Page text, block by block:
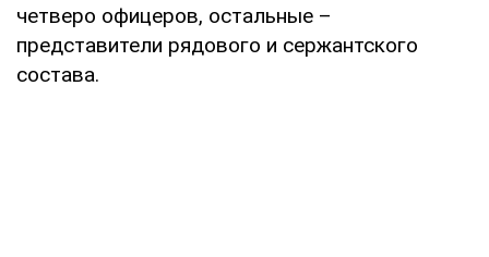
четверо офицеров, остальные –
представители рядового и сержантского
состава.